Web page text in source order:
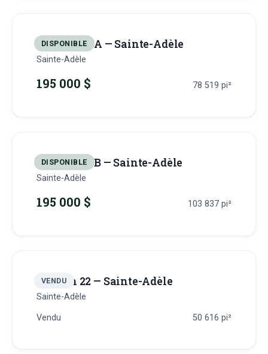
DISPONIBLE
Terrain 21-A — Sainte-Adèle
Sainte-Adèle
195 000 $ 78 519 pi²
DISPONIBLE
Terrain 21-B — Sainte-Adèle
Sainte-Adèle
195 000 $ 103 837 pi²
VENDU
Terrain 22 — Sainte-Adèle
Sainte-Adèle
Vendu 50 616 pi²